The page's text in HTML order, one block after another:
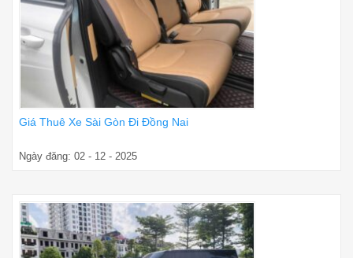
Giá Thuê Xe Sài Gòn Đi Đồng Nai
Ngày đăng: 02 - 12 - 2025